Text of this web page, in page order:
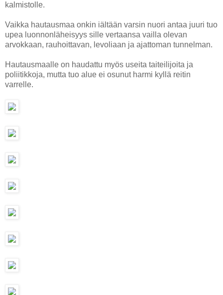
kalmistolle.
Vaikka hautausmaa onkin iältään varsin nuori antaa juuri tuo
upea luonnonläheisyys sille vertaansa vailla olevan
arvokkaan, rauhoittavan, levoliaan ja ajattoman tunnelman.
Hautausmaalle on haudattu myös useita taiteilijoita ja
poliitikkoja, mutta tuo alue ei osunut harmi kyllä reitin
varrelle.